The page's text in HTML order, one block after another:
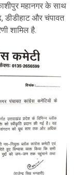
महानगर के साथ
डीडीहाट और चंपावत
शामिल है.